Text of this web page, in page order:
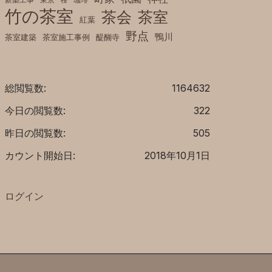
竹の茶室 紅葉 茶会 茶室
茶室建築 茶室施工事例 醍醐寺 野点 鴨川
1164632
総閲覧数:
322
今日の閲覧数:
505
昨日の閲覧数:
2018年10月1日
カウント開始日:
ログイン